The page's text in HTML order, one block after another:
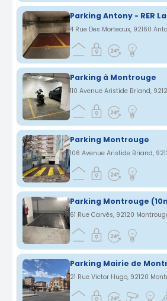
4 Rue Des Morteaux, 92160
Parking à Montrouge
Parking Montrouge
61 Rue Carvès, 92120
Parking Mairie de
21 Rue Victor Hugo, 92120